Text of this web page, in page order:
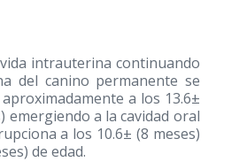
intrauterina continuando
del canino permanente se
a los 13.6±
emergiendo a la cavidad oral
a los 10.6± (8 meses)
de edad.